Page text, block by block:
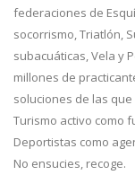
federaciones de
socorrismo, Triatlón,
subacuáticas, Vela y
millones de
soluciones de las
Turismo activo como
Deportistas como
No ensucies, recoge.